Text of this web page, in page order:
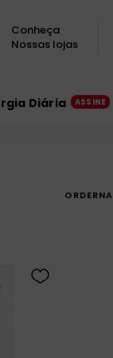
Conheça
Nossas lojas
Diária